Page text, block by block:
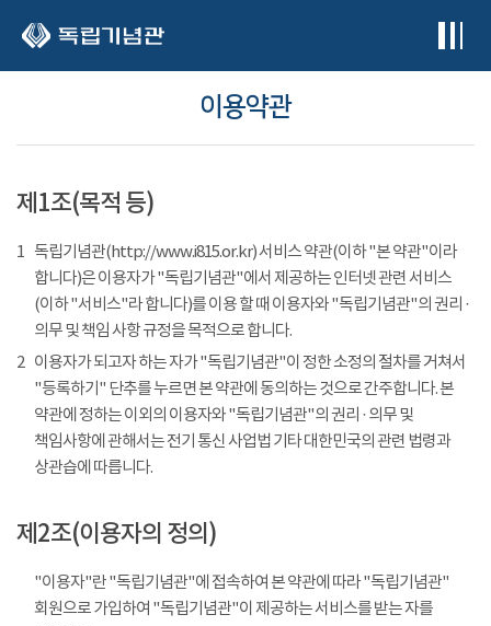
이용약관
제1조(목적 등)
1 독립기념관(http://www.i815.or.kr) 서비스 약관(이하 "본 약관"이라
합니다)은 이용자가 "독립기념관"에서 제공하는 인터넷 관련 서비스
(이하 "서비스"라 합니다)를 이용 할 때 이용자와 "독립기념관"의 권리 ·
의무 및 책임 사항 규정을 목적으로 합니다.
2 이용자가 되고자 하는 자가 "독립기념관"이 정한 소정의 절차를 거쳐서
"등록하기" 단추를 누르면 본 약관에 동의하는 것으로 간주합니다. 본
약관에 정하는 이외의 이용자와 "독립기념관"의 권리 · 의무 및
책임사항에 관해서는 전기 통신 사업법 기타 대한민국의 관련 법령과
상관습에 따릅니다.
제2조(이용자의 정의)
"이용자"란 "독립기념관"에 접속하여 본 약관에 따라 "독립기념관"
회원으로 가입하여 "독립기념관"이 제공하는 서비스를 받는 자를